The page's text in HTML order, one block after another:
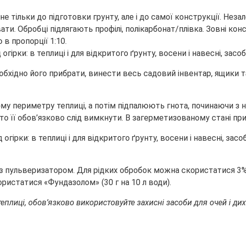
тільки до підготовки грунту, але і до самої конструкції.
Обробці підлягають профілі, полікарбонат/плівка. Зовні
пропорції 1:10.
його прибрати, винести весь садовий інвентар, ящики
периметру теплиці, а потім підпалюють гнота, починаючи з
обов’язково слід вимкнути. В загерметизованому стані
Для рідких обробок можна скористатися
«Фундазолом» (30 г на 10 л води).
обов’язково використовуйте захисні засоби для очей і